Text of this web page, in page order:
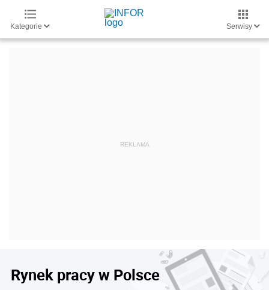
Kategorie Serwisy
Rynek pracy w Polsce